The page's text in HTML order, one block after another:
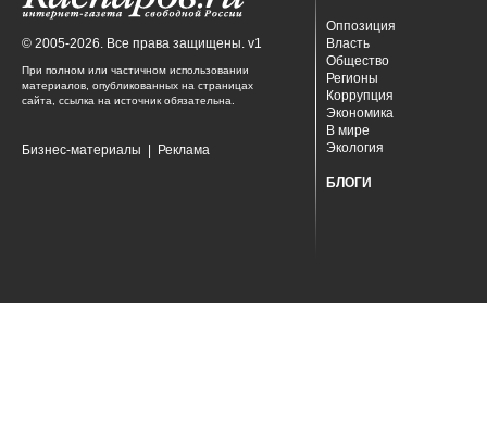
© 2005-2026. Все права защищены. v1
При полном или частичном использовании
материалов, опубликованных на страницах
сайта, ссылка на источник обязательна.
Бизнес-материалы Реклама
Оппозиция
Власть
Общество
Регионы
Коррупция
Экономика
В мире
Экология
БЛОГИ